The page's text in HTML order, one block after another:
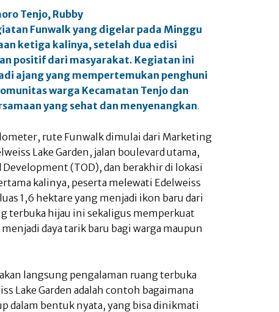
Tenjo, Rubby
Funwalk yang digelar pada Minggu
ketiga kalinya, setelah dua edisi
positif dari masyarakat. Kegiatan ini
ajang yang mempertemukan penghuni
warga Kecamatan Tenjo dan
yang sehat dan menyenangkan.
rute Funwalk dimulai dari Marketing
Lake Garden, jalan boulevard utama,
(TOD), dan berakhir di lokasi
kalinya, peserta melewati Edelweiss
1,6 hektare yang menjadi ikon baru dari
terbuka hijau ini sekaligus memperkuat
daya tarik baru bagi warga maupun
langsung pengalaman ruang terbuka
Lake Garden adalah contoh bagaimana
dalam bentuk nyata, yang bisa dinikmati